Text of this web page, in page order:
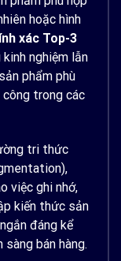
hoặc hình
xác Top-3
kinh nghiệm lẫn
phẩm phù
trong các
tri thức
việc ghi nhớ,
kiến thức sản
đáng kể
bán hàng.